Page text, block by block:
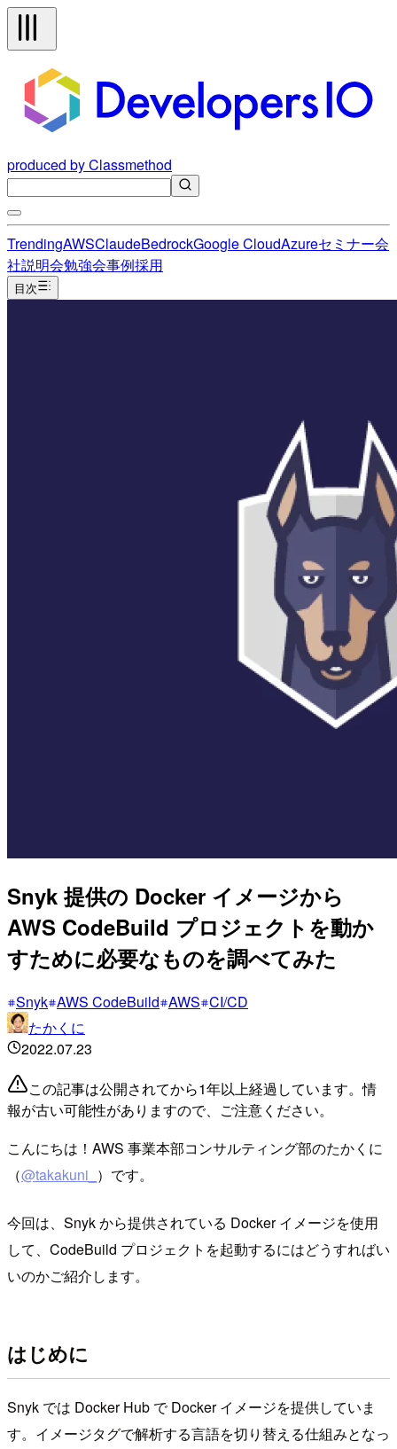
produced by Classmethod
TrendingAWSClaudeBedrockGoogle CloudAzureセミナー会
社説明会勉強会事例採用
目次
Snyk 提供の Docker イメージから
AWS CodeBuild プロジェクトを動か
すために必要なものを調べてみた
Snyk AWS CodeBuild AWS CI/CD
たかくに
2022.07.23
この記事は公開されてから1年以上経過しています。情
報が古い可能性がありますので、ご注意ください。
こんにちは！AWS 事業本部コンサルティング部のたかくに
（@takakuni_ ）です。
今回は、Snyk から提供されている Docker イメージを使用
して、CodeBuild プロジェクトを起動するにはどうすればい
いのかご紹介します。
はじめに
Snyk では Docker Hub で Docker イメージを提供していま
す。イメージタグで解析する言語を切り替える仕組みとなっ